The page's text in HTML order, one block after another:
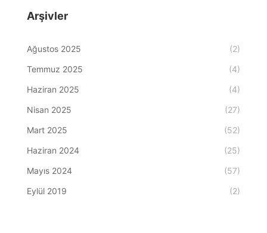
Arşivler
Ağustos 2025
(2)
Temmuz 2025
(4)
Haziran 2025
(4)
Nisan 2025
(27)
Mart 2025
(52)
Haziran 2024
(25)
Mayıs 2024
(57)
Eylül 2019
(2)